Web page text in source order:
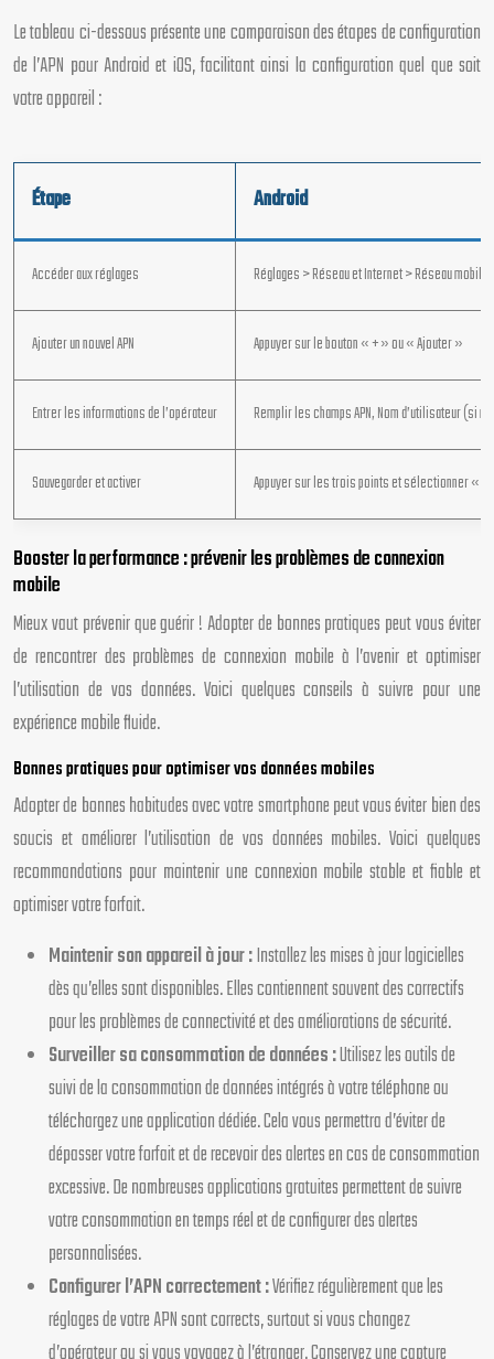
Le tableau ci-dessous présente une comparaison des étapes de configuration
de l’APN pour Android et iOS, facilitant ainsi la configuration quel que soit
votre appareil :
Étape Android
Accéder aux réglages Réglages > Réseau et Internet > Réseau
Ajouter un nouvel APN Appuyer sur le bouton « + » ou « Ajouter »
Entrer les informations de l’opérateur Remplir les champs APN, Nom d’utilisateur
Sauvegarder et activer Appuyer sur les trois points et sélectionner «
Booster la performance : prévenir les problèmes de connexion
mobile
Mieux vaut prévenir que guérir ! Adopter de bonnes pratiques peut vous éviter
de rencontrer des problèmes de connexion mobile à l’avenir et optimiser
l’utilisation de vos données. Voici quelques conseils à suivre pour une
expérience mobile fluide.
Bonnes pratiques pour optimiser vos données mobiles
Adopter de bonnes habitudes avec votre smartphone peut vous éviter bien des
soucis et améliorer l’utilisation de vos données mobiles. Voici quelques
recommandations pour maintenir une connexion mobile stable et fiable et
optimiser votre forfait.
Maintenir son appareil à jour :Installez les mises à jour logicielles
dès qu’elles sont disponibles. Elles contiennent souvent des correctifs
pour les problèmes de connectivité et des améliorations de sécurité.
Surveiller sa consommation de données :Utilisez les outils de
suivi de la consommation de données intégrés à votre téléphone ou
téléchargez une application dédiée. Cela vous permettra d’éviter de
dépasser votre forfait et de recevoir des alertes en cas de consommation
excessive. De nombreuses applications gratuites permettent de suivre
votre consommation en temps réel et de configurer des alertes
personnalisées.
Configurer l’APN correctement :Vérifiez régulièrement que les
réglages de votre APN sont corrects, surtout si vous changez